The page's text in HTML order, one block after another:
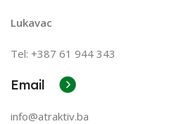
Lukavac
Tel: +387 61 944 343
Email
info@atraktiv.ba